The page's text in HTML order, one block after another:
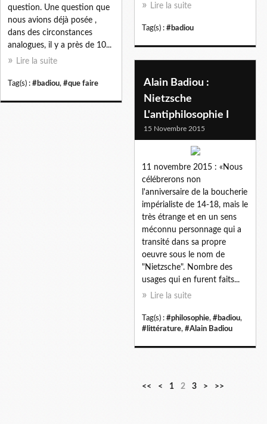
Lire la suite
Tag(s) : #badiou
question. Une question que
nous avions déjà posée ,
dans des circonstances
analogues, il y a près de 10...
Lire la suite
Tag(s) : #badiou, #que faire
Alain Badiou :
Nietzsche
L'antiphilosophie I
15 Novembre 2015
11 novembre 2015 : «Nous
célébrerons non
l'anniversaire de la boucherie
impérialiste de 14-18, mais le
très étrange et en un sens
méconnu personnage qui a
transité dans sa propre
oeuvre sous le nom de
"Nietzsche". Nombre des
usages qui en furent faits...
Lire la suite
Tag(s) : #philosophie, #badiou,
#littérature, #Alain Badiou
<< < 1 2 3 > >>